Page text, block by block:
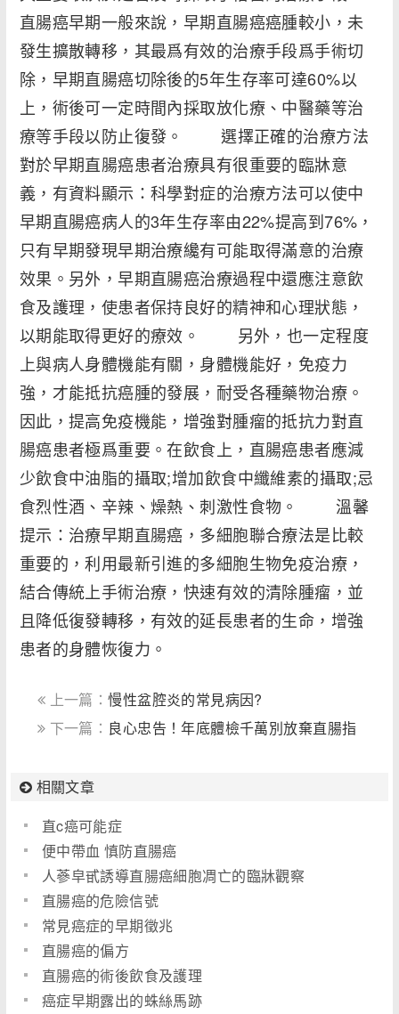
直腸癌早期一般來說，早期直腸癌癌腫較小，未
發生擴散轉移，其最爲有效的治療手段爲手術切
除，早期直腸癌切除後的5年生存率可達60%以
上，術後可一定時間內採取放化療、中醫藥等治
療等手段以防止復發。 選擇正確的治療方法
對於早期直腸癌患者治療具有很重要的臨牀意
義，有資料顯示：科學對症的治療方法可以使中
早期直腸癌病人的3年生存率由22%提高到76%，
只有早期發現早期治療纔有可能取得滿意的治療
效果。另外，早期直腸癌治療過程中還應注意飲
食及護理，使患者保持良好的精神和心理狀態，
以期能取得更好的療效。 另外，也一定程度
上與病人身體機能有關，身體機能好，免疫力
強，才能抵抗癌腫的發展，耐受各種藥物治療。
因此，提高免疫機能，增強對腫瘤的抵抗力對直
腸癌患者極爲重要。在飲食上，直腸癌患者應減
少飲食中油脂的攝取;增加飲食中纖維素的攝取;忌
食烈性酒、辛辣、燥熱、刺激性食物。 溫馨
提示：治療早期直腸癌，多細胞聯合療法是比較
重要的，利用最新引進的多細胞生物免疫治療，
結合傳統上手術治療，快速有效的清除腫瘤，並
且降低復發轉移，有效的延長患者的生命，增強
患者的身體恢復力。
上一篇：慢性盆腔炎的常見病因?
下一篇： 良心忠告！年底體檢千萬別放棄直腸指
相關文章
直c癌可能症
便中帶血 慎防直腸癌
人蔘皁甙誘導直腸癌細胞凋亡的臨牀觀察
直腸癌的危險信號
常見癌症的早期徵兆
直腸癌的偏方
直腸癌的術後飲食及護理
癌症早期露出的蛛絲馬跡